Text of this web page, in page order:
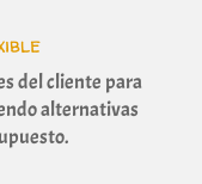
del cliente para
alternativas